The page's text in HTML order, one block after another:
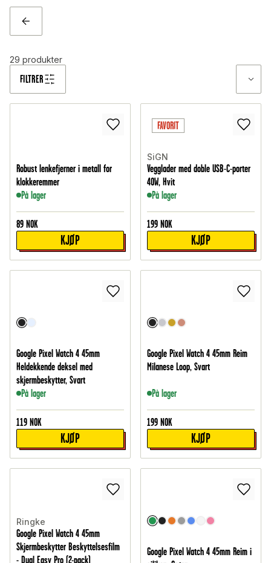
din ser bra ut og varer lenger.
TILBAKE
FILTRER
29 produkter
Robust lenkefjerner i metall for
klokkeremmer
På lager
89 NOK
KJØP
FAVORIT
SiGN
Vegglader med doble USB-C-porter
40W, Hvit
På lager
199 NOK
KJØP
Google Pixel Watch 4 45mm
Heldekkende deksel med
skjermbeskytter, Svart
På lager
119 NOK
KJØP
Google Pixel Watch 4 45mm Reim
Milanese Loop, Svart
På lager
199 NOK
KJØP
Ringke
Google Pixel Watch 4 45mm
Skjermbeskytter Beskyttelsesfilm
- Dual Easy Pro (2-pack)
Google Pixel Watch 4 45mm Reim i